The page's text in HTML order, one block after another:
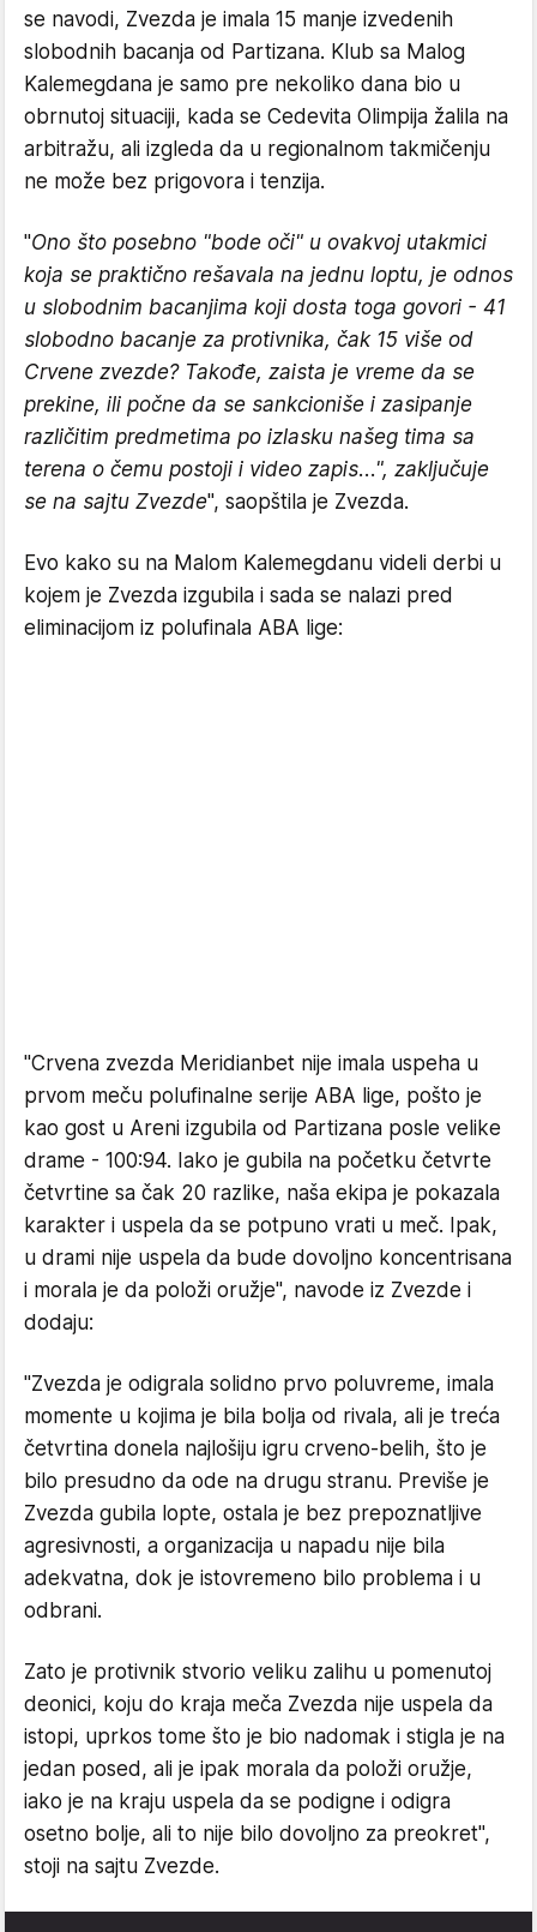
se navodi, Zvezda je imala 15 manje izvedenih
slobodnih bacanja od Partizana. Klub sa Malog
Kalemegdana je samo pre nekoliko dana bio u
obrnutoj situaciji, kada se Cedevita Olimpija žalila na
arbitražu, ali izgleda da u regionalnom takmičenju
ne može bez prigovora i tenzija.
"Ono što posebno "bode oči" u ovakvoj utakmici
koja se praktično rešavala na jednu loptu, je odnos
u slobodnim bacanjima koji dosta toga govori - 41
slobodno bacanje za protivnika, čak 15 više od
Crvene zvezde? Takođe, zaista je vreme da se
prekine, ili počne da se sankcioniše i zasipanje
različitim predmetima po izlasku našeg tima sa
terena o čemu postoji i video zapis...", zaključuje
se na sajtu Zvezde", saopštila je Zvezda.
Evo kako su na Malom Kalemegdanu videli derbi u
kojem je Zvezda izgubila i sada se nalazi pred
eliminacijom iz polufinala ABA lige:
"Crvena zvezda Meridianbet nije imala uspeha u
prvom meču polufinalne serije ABA lige, pošto je
kao gost u Areni izgubila od Partizana posle velike
drame - 100:94. Iako je gubila na početku četvrte
četvrtine sa čak 20 razlike, naša ekipa je pokazala
karakter i uspela da se potpuno vrati u meč. Ipak,
u drami nije uspela da bude dovoljno koncentrisana
i morala je da položi oružje", navode iz Zvezde i
dodaju:
"Zvezda je odigrala solidno prvo poluvreme, imala
momente u kojima je bila bolja od rivala, ali je treća
četvrtina donela najlošiju igru crveno-belih, što je
bilo presudno da ode na drugu stranu. Previše je
Zvezda gubila lopte, ostala je bez prepoznatljive
agresivnosti, a organizacija u napadu nije bila
adekvatna, dok je istovremeno bilo problema i u
odbrani.
Zato je protivnik stvorio veliku zalihu u pomenutoj
deonici, koju do kraja meča Zvezda nije uspela da
istopi, uprkos tome što je bio nadomak i stigla je na
jedan posed, ali je ipak morala da položi oružje,
iako je na kraju uspela da se podigne i odigra
osetno bolje, ali to nije bilo dovoljno za preokret",
stoji na sajtu Zvezde.